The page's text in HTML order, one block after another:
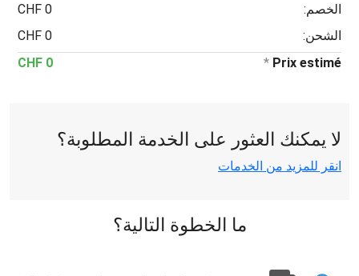
الخصم:
0 CHF
الشحن:
0 CHF
Prix estimé
*
0 CHF
لا يمكنك العثور على الخدمة المطلوبة؟
انقر للمزيد من الخدمات
ما الخطوة التالية؟